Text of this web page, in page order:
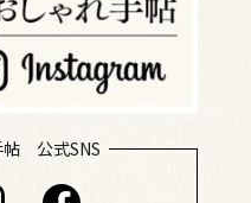
帖 公式SNS